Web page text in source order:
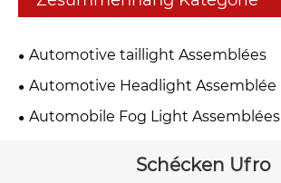
Automotive taillight Assemblées
Automotive Headlight Assemblée
Automobile Fog Light Assemblées
Schécken Ufro